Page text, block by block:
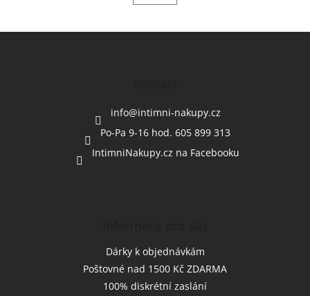
info@intimni-nakupy.cz
Po-Pa 9-16 hod. 605 899 313
IntimniNakupy.cz na Facebooku
Dárky k objednávkám
Poštovné nad 1500 Kč ZDARMA
100% diskrétní zaslání